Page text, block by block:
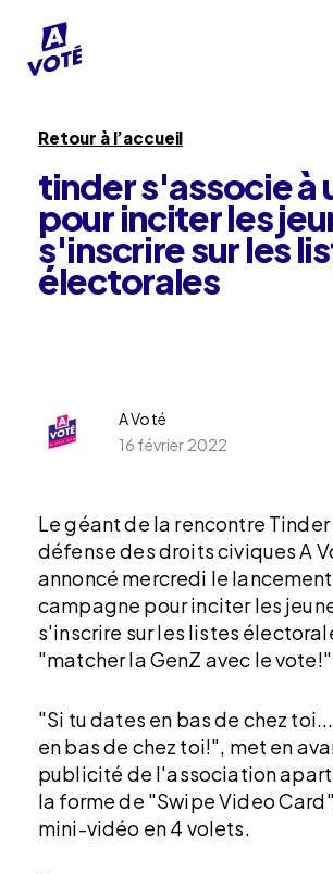
Retour à l’accueil
tinder s'associe à
pour inciter les
s'inscrire sur les
électorales
A Voté
16 février 2022
Le géant de la rencontre
défense des droits civiques A
annoncé mercredi le
campagne pour inciter les
s'inscrire sur les listes
"matcher la GenZ avec le
"Si tu dates en bas de chez
en bas de chez toi!", met en
publicité de l'association
la forme de "Swipe Video
mini-vidéo en 4 volets.